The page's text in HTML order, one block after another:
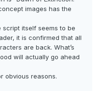
images has the
itself seems to be
it is confirmed that all
are back. What’s
will actually go ahead
obvious reasons.